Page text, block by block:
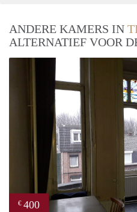
ANDERE KAMERS IN
ALTERNATIEF VOOR
€ 400